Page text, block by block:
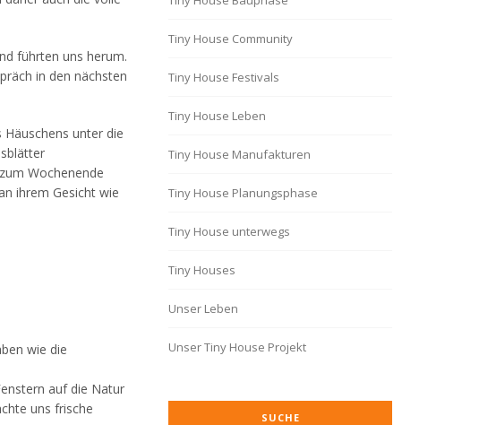
führten uns herum.
in den nächsten
unter die
Wochenende
ihrem Gesicht wie
wie die
auf die Natur
uns frische
Tiny House Community
Tiny House Festivals
Tiny House Leben
Tiny House Manufakturen
Tiny House Planungsphase
Tiny House unterwegs
Tiny Houses
Unser Leben
Unser Tiny House Projekt
SUCHE